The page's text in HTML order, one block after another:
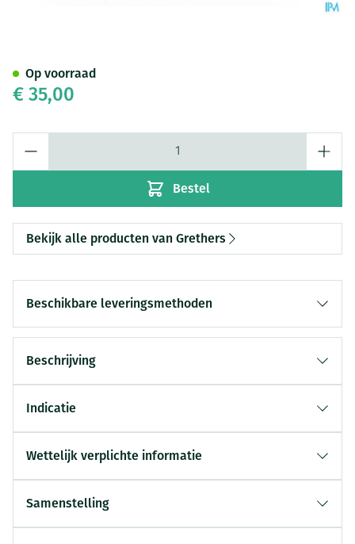
€ 35,00
Bestel
Op voorraad
Bekijk alle producten van Grethers
Beschikbare leveringsmethoden
Beschrijving
Indicatie
Wettelijk verplichte informatie
Samenstelling